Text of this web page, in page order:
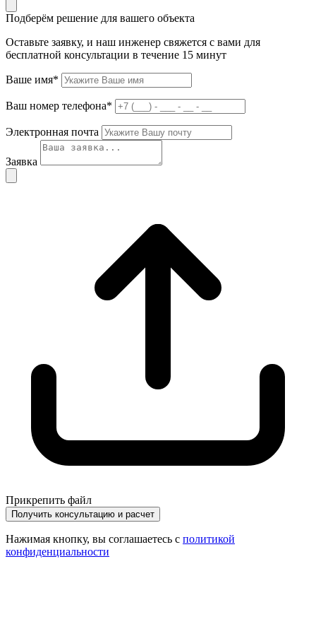
Подберём решение для вашего объекта
Оставьте заявку, и наш инженер свяжется с вами для
бесплатной консультации в течение 15 минут
Ваше имя*
Ваш номер телефона*
Электронная почта
Заявка
Прикрепить файл
Получить консультацию и расчет
Нажимая кнопку, вы соглашаетесь с политикой
конфиденциальности